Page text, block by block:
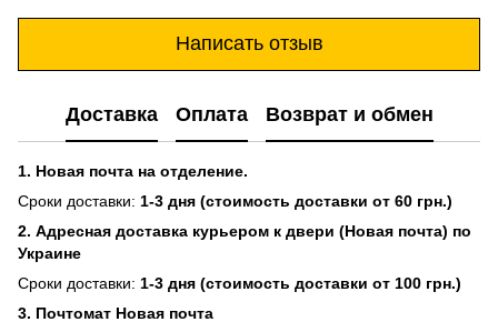
Написать отзыв
Доставка Оплата Возврат и обмен
1. Новая почта на отделение.
Сроки доставки: 1-3 дня (стоимость доставки от 60 грн.)
2. Адресная доставка курьером к двери (Новая почта) по
Украине
Сроки доставки: 1-3 дня (стоимость доставки от 100 грн.)
3. Почтомат Новая почта